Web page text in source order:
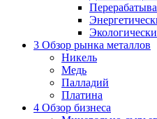
3 Обзор рынка металлов
Никель
Медь
Палладий
Платина
4 Обзор бизнеса